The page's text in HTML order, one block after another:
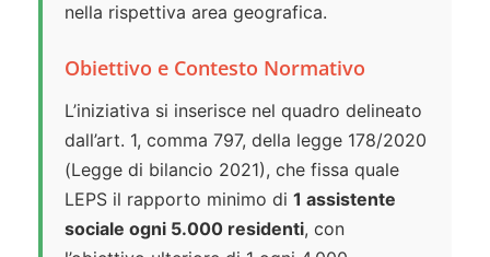
nella rispettiva area geografica.
Obiettivo e Contesto Normativo
L’iniziativa si inserisce nel quadro delineato
dall’art. 1, comma 797, della legge 178/2020
(Legge di bilancio 2021), che fissa quale
LEPS il rapporto minimo di 1 assistente
sociale ogni 5.000 residenti, con